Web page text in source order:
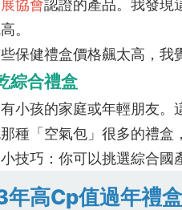
協會認證的產品。我發現
。
保健禮盒價格飆太高，我
綜合禮盒
小孩的家庭或年輕朋友
種「空氣包」很多的禮盒
技巧：你可以挑選綜合國
高Cp值過年禮